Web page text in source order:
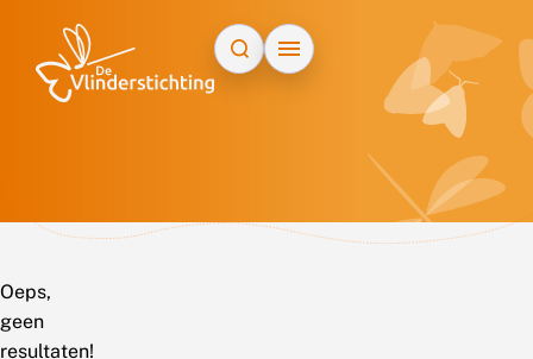
Oeps,
geen
resultaten!